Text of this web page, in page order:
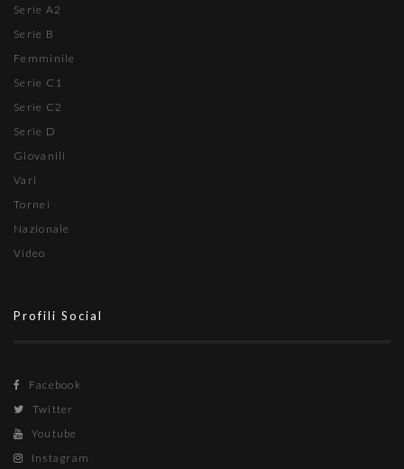
Serie A2
Serie B
Femminile
Serie C1
Serie C2
Serie D
Giovanili
Vari
Tornei
Nazionale
Video
Profili Social
Facebook
Twitter
Youtube
Instagram